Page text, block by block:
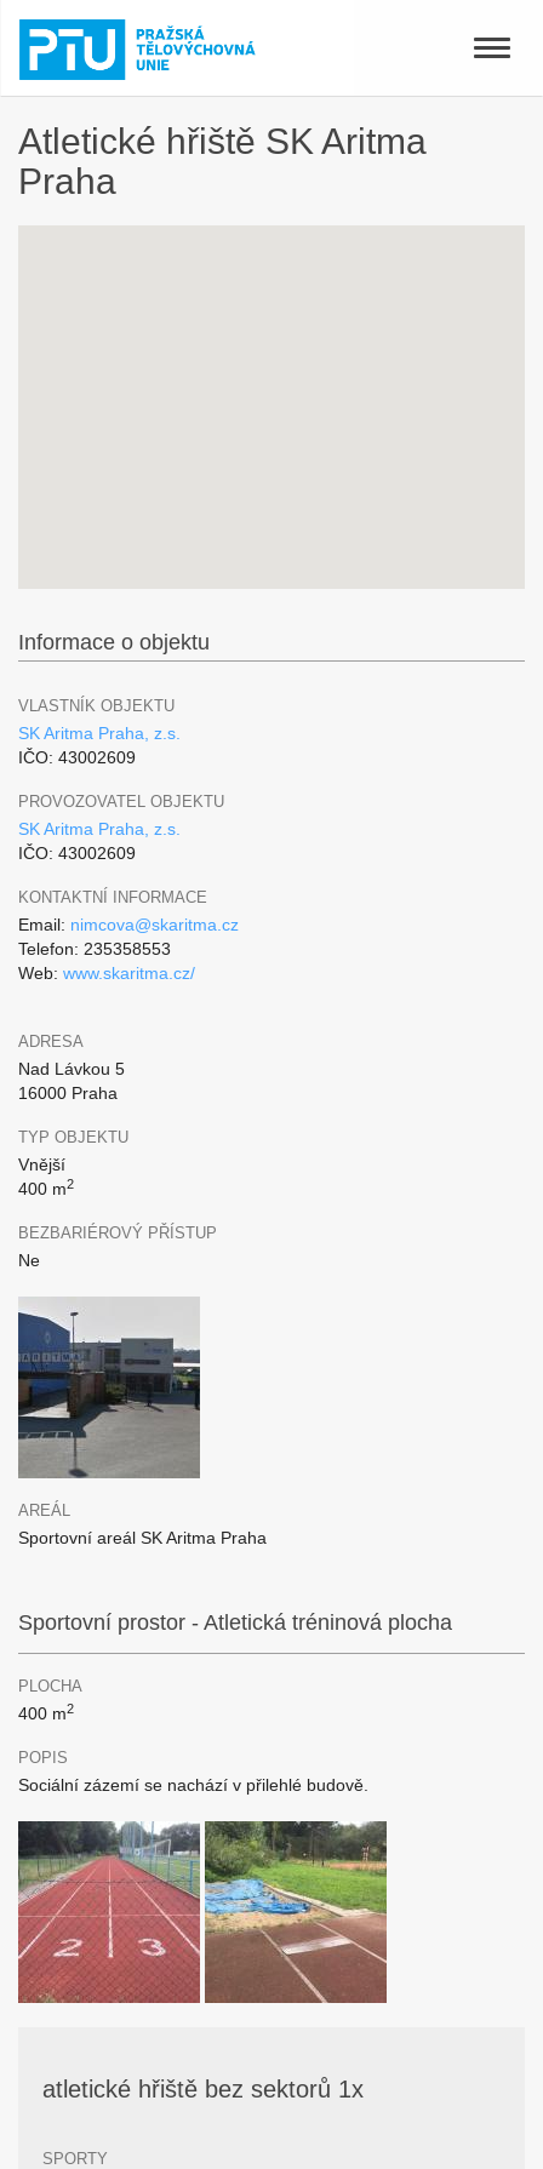
Toggle
Atletické hřiště SK Aritma
Praha
Informace o objektu
VLASTNÍK OBJEKTU
SK Aritma Praha, z.s.
IČO: 43002609
PROVOZOVATEL OBJEKTU
SK Aritma Praha, z.s.
IČO: 43002609
KONTAKTNÍ INFORMACE
Email: nimcova@skaritma.cz
Telefon: 235358553
Web: www.skaritma.cz/
ADRESA
Nad Lávkou 5
16000 Praha
TYP OBJEKTU
Vnější
400 m2
BEZBARIÉROVÝ PŘÍSTUP
Ne
AREÁL
Sportovní areál SK Aritma Praha
Sportovní prostor - Atletická tréninová plocha
PLOCHA
400 m2
POPIS
Sociální zázemí se nachází v přilehlé budově.
atletické hřiště bez sektorů 1x
SPORTY